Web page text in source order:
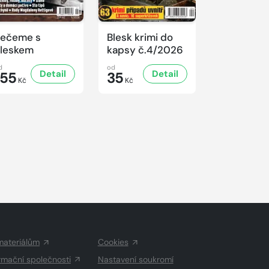
s
Kč
Detail
Blesk krimi do
kapsy č.4/2026
od
35 Kč
Detail
společnosti
Cookies
Nastavení soukromí